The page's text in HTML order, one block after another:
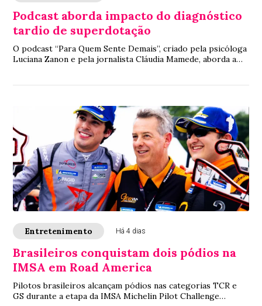
Podcast aborda impacto do diagnóstico
tardio de superdotação
O podcast “Para Quem Sente Demais”, criado pela psicóloga
Luciana Zanon e pela jornalista Cláudia Mamede, aborda a
Entretenimento Há 4 dias
Brasileiros conquistam dois pódios na
IMSA em Road America
Pilotos brasileiros alcançam pódios nas categorias TCR e
GS durante a etapa da IMSA Michelin Pilot Challenge